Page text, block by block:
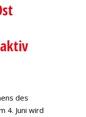
des
4. Juni wird